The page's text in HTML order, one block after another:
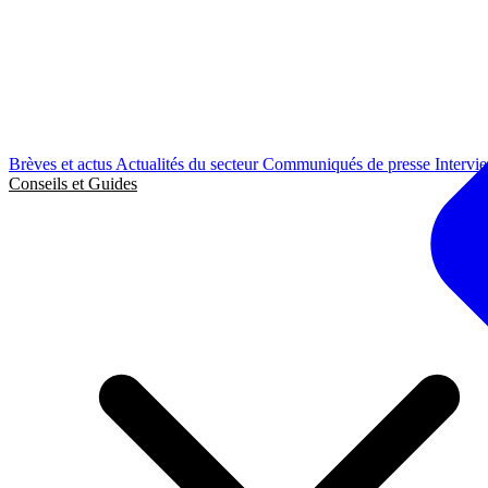
Brèves et actus Actualités du secteurCommuniqués de presse
Conseils et Guides